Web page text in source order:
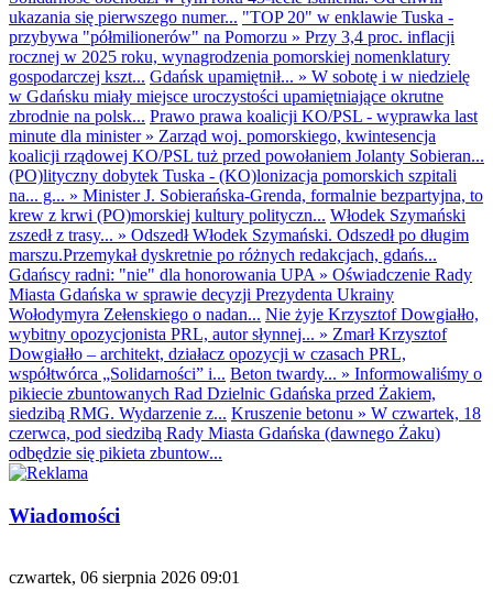
ukazania się pierwszego numer... "TOP 20" w enklawie Tuska -
przybywa "półmilionerów" na Pomorzu » Przy 3,4 proc. inflacji
rocznej w 2025 roku, wynagrodzenia pomorskiej nomenklatury
gospodarczej kszt... Gdańsk upamiętnił... » W sobotę i w niedzielę
w Gdańsku miały miejsce uroczystości upamiętniające okrutne
zbrodnie na polsk... Prawo prawa koalicji KO/PSL - wyprawka last
minute dla minister» Zarząd woj. pomorskiego, kwintesencja
koalicji rządowej KO/PSL tuż przed powołaniem Jolanty Sobieran...
(PO)lityczny dobytek Tuska - (KO)lonizacja pomorskich szpitali
na... g... » Minister J. Sobierańska-Grenda, formalnie bezpartyjna, to
krew z krwi (PO)morskiej kultury polityczn... Włodek Szymański
zszedł z trasy... » Odszedł Włodek Szymański. Odszedł po długim
marszu.Przemykał dyskretnie po różnych redakcjach, gdańs...
Gdańscy radni: "nie" dla honorowania UPA » Oświadczenie Rady
Miasta Gdańska w sprawie decyzji Prezydenta Ukrainy
Wołodymyra Zełenskiego o nadan... Nie żyje Krzysztof Dowgiałło,
wybitny opozycjonista PRL, autor słynnej... » Zmarł Krzysztof
Dowgiałło – architekt, działacz opozycji w czasach PRL,
współtwórca „Solidarności” i... Beton twardy... » Informowaliśmy o
pikiecie zbuntowanych Rad Dzielnic Gdańska przed Żakiem,
siedzibą RMG. Wydarzenie z... Kruszenie betonu » W czwartek, 18
czerwca, pod siedzibą Rady Miasta Gdańska (dawnego Żaku)
odbędzie się pikieta zbuntow...
Wiadomości
czwartek, 06 sierpnia 2026 09:01